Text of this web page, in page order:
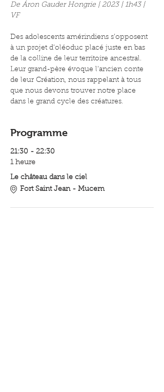
De Áron Gauder Hongrie | 2023 | 1h43 |
VF
Des adolescents amérindiens s’opposent
à un projet d’oléoduc placé juste en bas
de la colline de leur territoire ancestral.
Leur grand-père évoque l’ancien conte
de leur Création, nous rappelant à tous
que nous devons trouver notre place
dans le grand cycle des créatures.
Programme
21:30 - 22:30
1 heure
Le château dans le ciel
Fort Saint Jean - Mucem